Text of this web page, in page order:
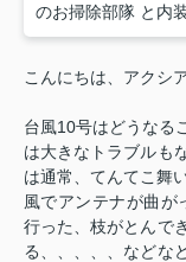
のお掃除部隊 と内
こんにちは、アクシ
台風10号はどうなる
は大きなトラブルも
は通常、てんてこ舞
風でアンテナが曲
行った、枝がとんで
る、、、、、などな